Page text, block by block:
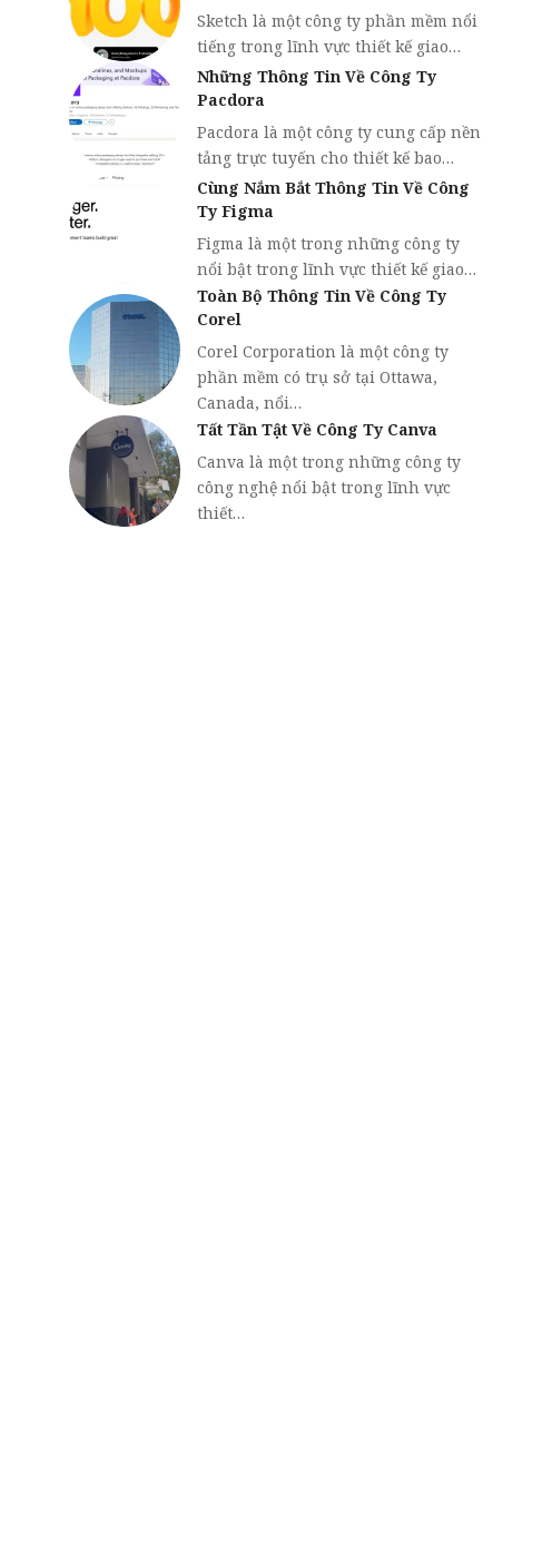
Sketch là một công ty phần mềm nổi
tiếng trong lĩnh vực thiết kế giao…
Những Thông Tin Về Công Ty
Pacdora
Pacdora là một công ty cung cấp nền
tảng trực tuyến cho thiết kế bao…
Cùng Nắm Bắt Thông Tin Về Công
Ty Figma
Figma là một trong những công ty
nổi bật trong lĩnh vực thiết kế giao…
Toàn Bộ Thông Tin Về Công Ty
Corel
Corel Corporation là một công ty
phần mềm có trụ sở tại Ottawa,
Canada, nổi…
Tất Tần Tật Về Công Ty Canva
Canva là một trong những công ty
công nghệ nổi bật trong lĩnh vực
thiết…